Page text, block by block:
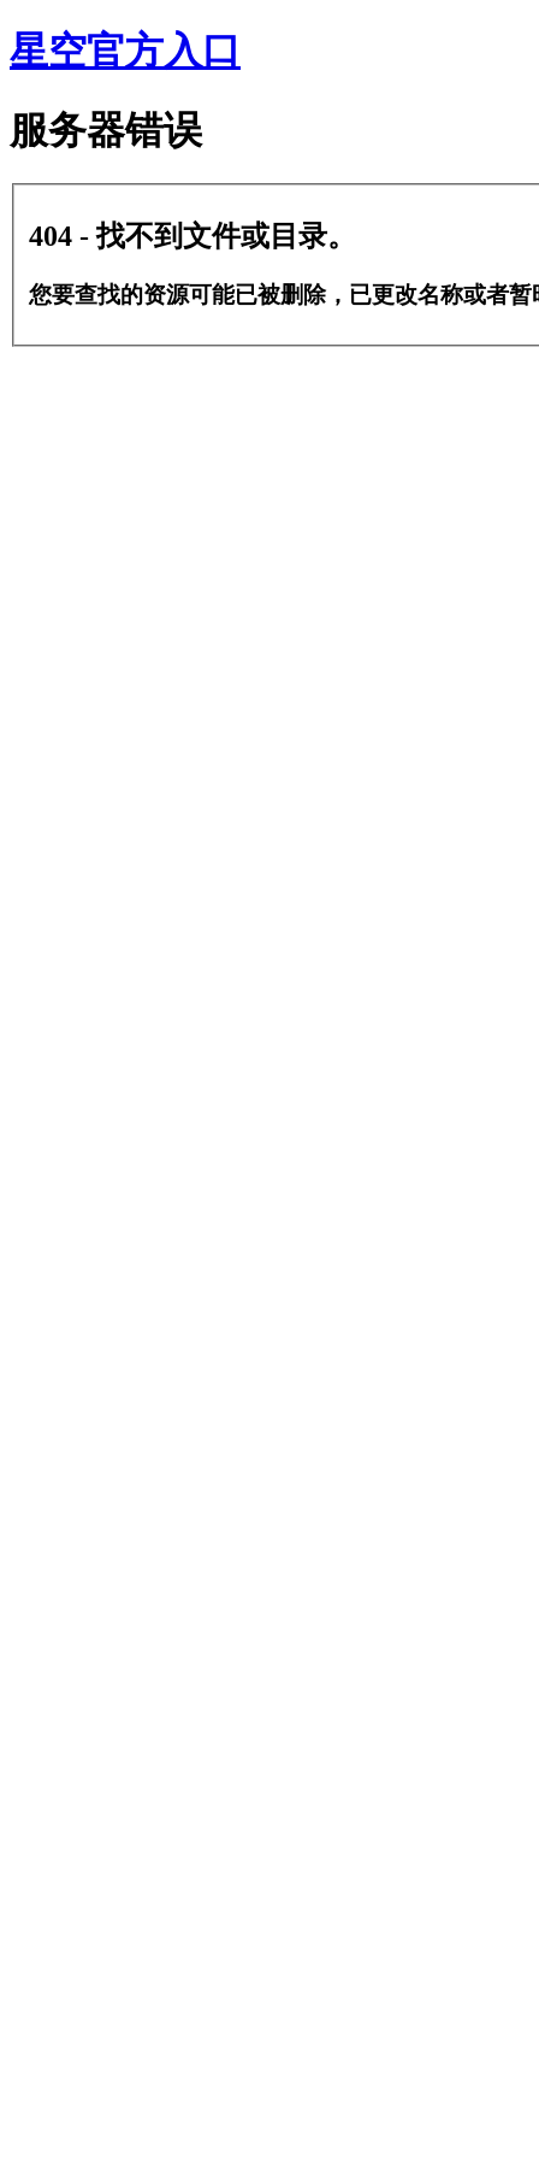
星空官方入口
服务器错误
404 - 找不到文件或目录。
您要查找的资源可能已被删除，已更改名称或者暂